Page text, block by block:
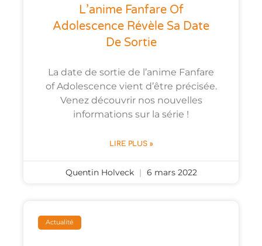
L’anime Fanfare Of
Adolescence Révèle Sa Date
De Sortie
La date de sortie de l’anime Fanfare
of Adolescence vient d’être précisée.
Venez découvrir nos nouvelles
informations sur la série !
LIRE PLUS »
Quentin Holveck 6 mars 2022
Actualité